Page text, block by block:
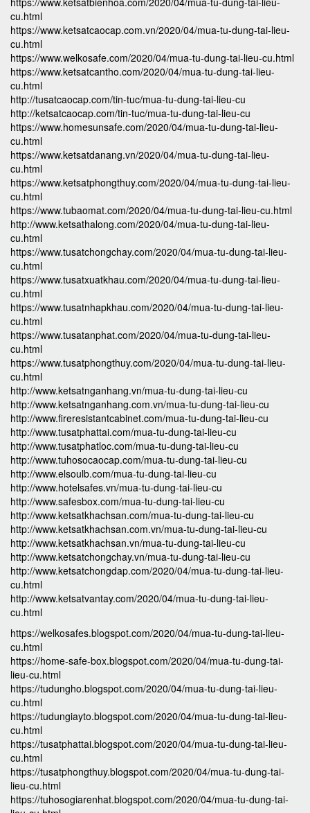
cu.html
https://www.ketsatcaocap.com.vn/2020/04/mua-tu-dung-tai-lieu-
cu.html
https://www.welkosafe.com/2020/04/mua-tu-dung-tai-lieu-cu.html
https://www.ketsatcantho.com/2020/04/mua-tu-dung-tai-lieu-
cu.html
http://tusatcaocap.com/tin-tuc/mua-tu-dung-tai-lieu-cu
http://ketsatcaocap.com/tin-tuc/mua-tu-dung-tai-lieu-cu
https://www.homesunsafe.com/2020/04/mua-tu-dung-tai-lieu-
cu.html
https://www.ketsatdanang.vn/2020/04/mua-tu-dung-tai-lieu-
cu.html
https://www.ketsatphongthuy.com/2020/04/mua-tu-dung-tai-lieu-
cu.html
https://www.tubaomat.com/2020/04/mua-tu-dung-tai-lieu-cu.html
http://www.ketsathalong.com/2020/04/mua-tu-dung-tai-lieu-
cu.html
https://www.tusatchongchay.com/2020/04/mua-tu-dung-tai-lieu-
cu.html
https://www.tusatxuatkhau.com/2020/04/mua-tu-dung-tai-lieu-
cu.html
https://www.tusatnhapkhau.com/2020/04/mua-tu-dung-tai-lieu-
cu.html
https://www.tusatanphat.com/2020/04/mua-tu-dung-tai-lieu-
cu.html
https://www.tusatphongthuy.com/2020/04/mua-tu-dung-tai-lieu-
cu.html
http://www.ketsatnganhang.vn/mua-tu-dung-tai-lieu-cu
http://www.ketsatnganhang.com.vn/mua-tu-dung-tai-lieu-cu
http://www.fireresistantcabinet.com/mua-tu-dung-tai-lieu-cu
http://www.tusatphattai.com/mua-tu-dung-tai-lieu-cu
http://www.tusatphatloc.com/mua-tu-dung-tai-lieu-cu
http://www.tuhosocaocap.com/mua-tu-dung-tai-lieu-cu
http://www.elsoulb.com/mua-tu-dung-tai-lieu-cu
http://www.hotelsafes.vn/mua-tu-dung-tai-lieu-cu
http://www.safesbox.com/mua-tu-dung-tai-lieu-cu
http://www.ketsatkhachsan.com/mua-tu-dung-tai-lieu-cu
http://www.ketsatkhachsan.com.vn/mua-tu-dung-tai-lieu-cu
http://www.ketsatkhachsan.vn/mua-tu-dung-tai-lieu-cu
http://www.ketsatchongchay.vn/mua-tu-dung-tai-lieu-cu
http://www.ketsatchongdap.com/2020/04/mua-tu-dung-tai-lieu-
cu.html
http://www.ketsatvantay.com/2020/04/mua-tu-dung-tai-lieu-
cu.html
https://welkosafes.blogspot.com/2020/04/mua-tu-dung-tai-lieu-
cu.html
https://home-safe-box.blogspot.com/2020/04/mua-tu-dung-tai-
lieu-cu.html
https://tudungho.blogspot.com/2020/04/mua-tu-dung-tai-lieu-
cu.html
https://tudungiayto.blogspot.com/2020/04/mua-tu-dung-tai-lieu-
cu.html
https://tusatphattai.blogspot.com/2020/04/mua-tu-dung-tai-lieu-
cu.html
https://tusatphongthuy.blogspot.com/2020/04/mua-tu-dung-tai-
lieu-cu.html
https://tuhosogiarenhat.blogspot.com/2020/04/mua-tu-dung-tai-